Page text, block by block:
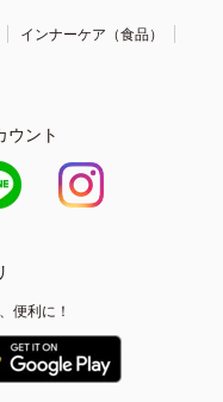
インナーケア（食品）
ウント
便利に！